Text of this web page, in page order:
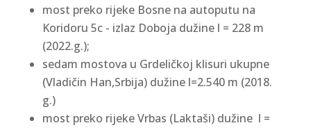
most preko rijeke Bosne na autoputu na
Koridoru 5c - izlaz Doboja dužine l = 228 m
(2022.g.);
sedam mostova u Grdeličkoj klisuri ukupne
(Vladičin Han,Srbija) dužine l=2.540 m (2018.
g.)
most preko rijeke Vrbas (Laktaši) dužine l =